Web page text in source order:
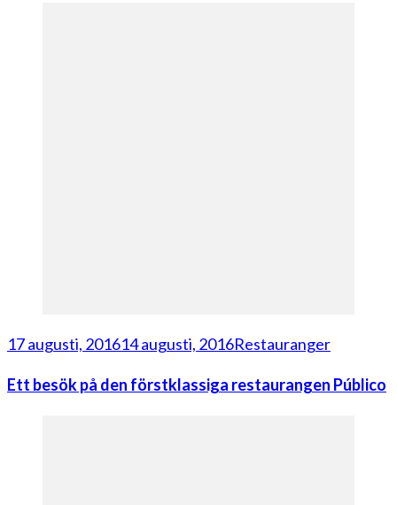
17 augusti, 201614 augusti, 2016Restauranger
Ett besök på den förstklassiga restaurangen Público